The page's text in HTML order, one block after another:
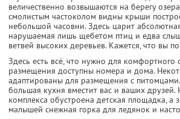
величественно возвышаются на берегу
смолистым частоколом видны крыши
небольшой часовни. Здесь царит
нарушаемая лишь щебетом птиц и едва
ветвей высоких деревьев. Кажется, что вы
Здесь есть всё, что нужно для комфортного
размещения доступны номера и дома.
адаптированы для размещения с
большая кухня вместит вас и ваших друзей.
комплекса обустроена детская площадка, а
малышей снежная горка для ледянок и